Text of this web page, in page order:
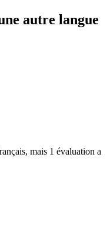
autre langue
mais 1 évaluation a